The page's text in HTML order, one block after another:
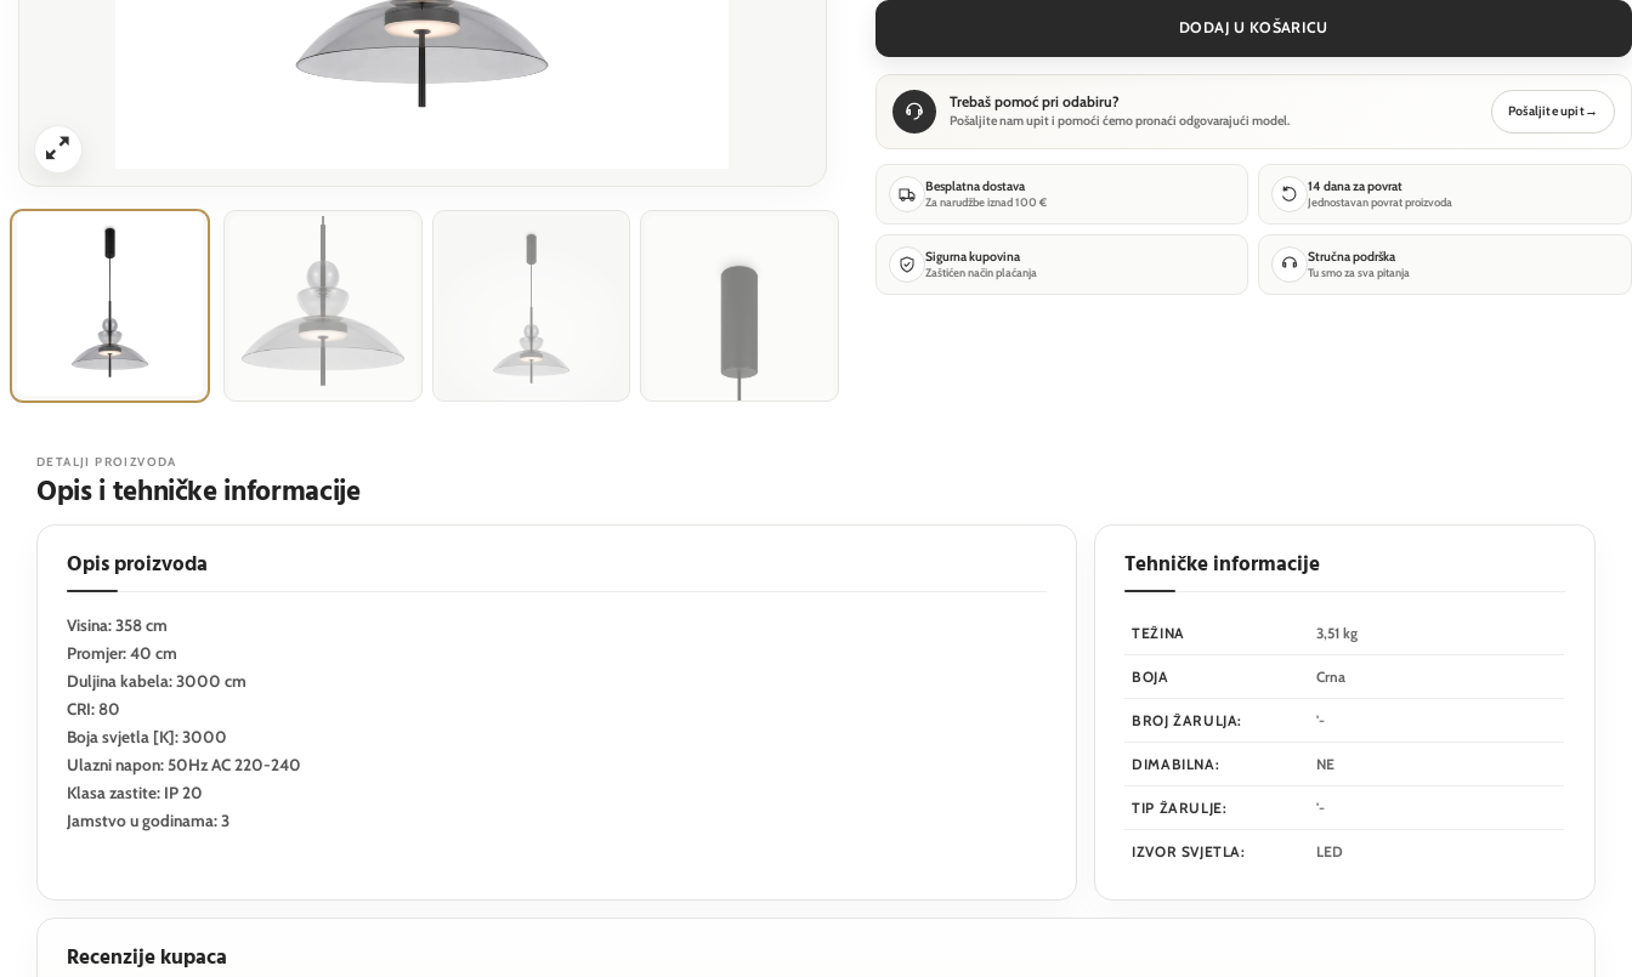
DODAJ U KOŠARICU
Trebaš pomoć pri odabiru?
Pošaljite nam upit i pomoći ćemo pronaći odgovarajući model.
Pošaljite upit→
Besplatna dostava
Za narudžbe iznad 100 €
14 dana za povrat
Jednostavan povrat proizvoda
Sigurna kupovina
Zaštićen način plaćanja
Stručna podrška
Tu smo za sva pitanja
DETALJI PROIZVODA
Opis i tehničke informacije
Opis proizvoda
Visina: 358 cm
Promjer: 40 cm
Duljina kabela: 3000 cm
CRI: 80
Boja svjetla [K]: 3000
Ulazni napon: 50Hz AC 220-240
Klasa zastite: IP 20
Jamstvo u godinama: 3
Tehničke informacije
TEŽINA 3,51 kg
BOJA Crna
BROJ ŽARULJA: '-
DIMABILNA: NE
TIP ŽARULJE: '-
IZVOR SVJETLA: LED
Recenzije kupaca